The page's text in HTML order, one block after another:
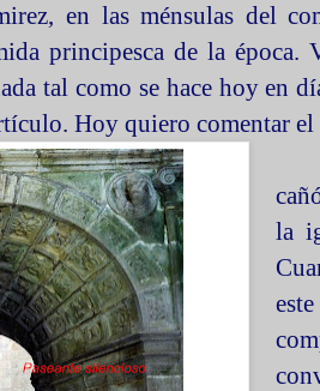
en las ménsulas del
principesca de la
tal como se hace hoy en
Hoy quiero comentar el
la